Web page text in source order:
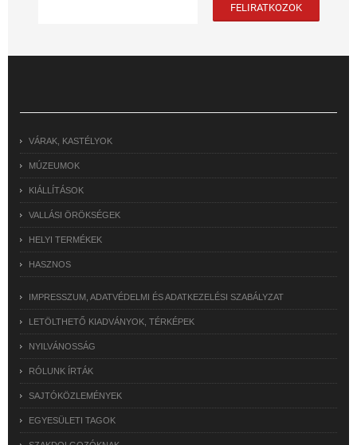
VÁRAK, KASTÉLYOK
MÚZEUMOK
KIÁLLÍTÁSOK
VALLÁSI ÖRÖKSÉGEK
HELYI TERMÉKEK
HASZNOS
IMPRESSZUM, ADATVÉDELMI ÉS ADATKEZELÉSI SZABÁLYZAT
LETÖLTHETŐ KIADVÁNYOK, TÉRKÉPEK
NYILVÁNOSSÁG
RÓLUNK ÍRTÁK
SAJTÓKÖZLEMÉNYEK
EGYESÜLETI TAGOK